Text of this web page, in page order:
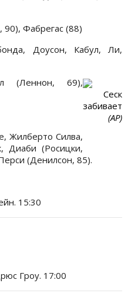
90), Фабрегас (88)
Доусон, Кабул, Ли,
Сеск
забивает
(АР)
(Леннон, 69),
Жилберто Силва,
Диаби (Росицки,
(Денилсон, 85).
15:30
Гроу. 17:00